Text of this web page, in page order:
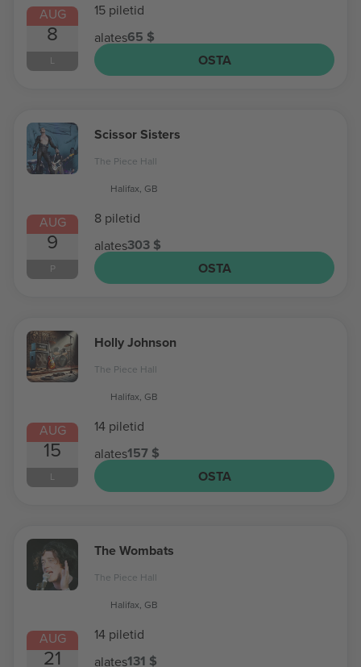
AUG
8
L
15 piletid
alates65 $
OSTA
AUG
9
P
Scissor Sisters
The Piece Hall
Halifax, GB
8 piletid
alates303 $
OSTA
AUG
15
L
Holly Johnson
The Piece Hall
Halifax, GB
14 piletid
alates157 $
OSTA
AUG
21
The Wombats
The Piece Hall
Halifax, GB
14 piletid
alates131 $